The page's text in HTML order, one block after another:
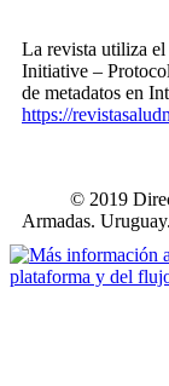
La revista utiliza
Initiative –
de metadatos en
https://
© 2019
Armadas. Uruguay.